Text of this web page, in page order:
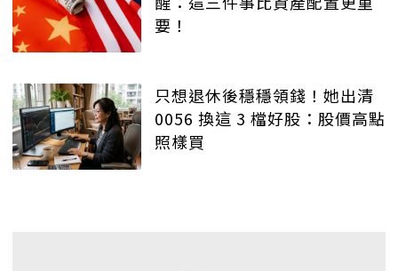
要！
只想退休後穩穩領錢！她出清
0056 換這 3 檔好股：股價高點
照樣買